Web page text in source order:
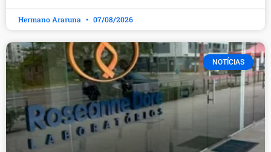
Hermano Araruna 07/08/2026
NOTÍCIAS